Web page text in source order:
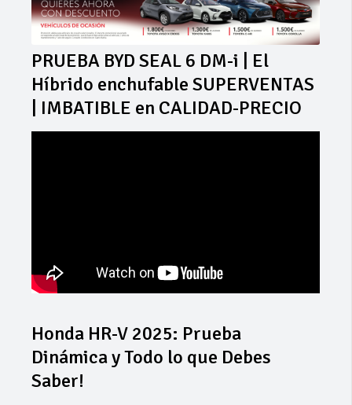
PRUEBA BYD SEAL 6 DM-i | El
Híbrido enchufable SUPERVENTAS
| IMBATIBLE en CALIDAD-PRECIO
Honda HR-V 2025: Prueba
Dinámica y Todo lo que Debes
Saber!